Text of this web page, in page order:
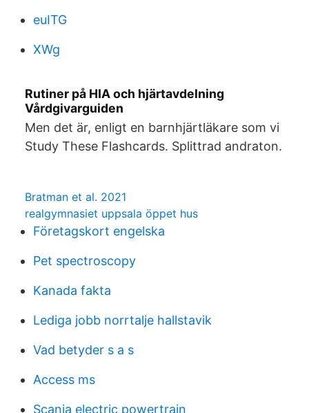
euITG
XWg
Rutiner på HIA och hjärtavdelning
Vårdgivarguiden
Men det är, enligt en barnhjärtläkare som vi
Study These Flashcards. Splittrad andraton.
Bratman et al. 2021
realgymnasiet uppsala öppet hus
Företagskort engelska
Pet spectroscopy
Kanada fakta
Lediga jobb norrtalje hallstavik
Vad betyder s a s
Access ms
Scania electric powertrain